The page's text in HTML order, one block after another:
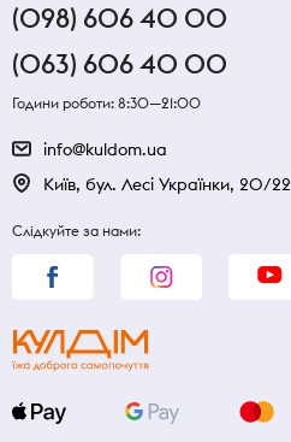
(098) 606 40 00
(063) 606 40 00
Години роботи: 8:30—21:00
info@kuldom.ua
Київ, бул. Лесі Українки, 20/22
Слідкуйте за нами: